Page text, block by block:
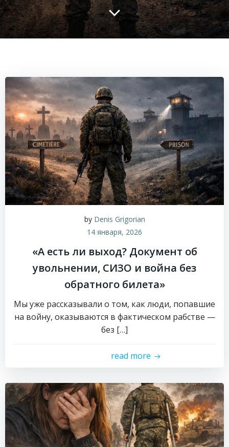
by Denis Grigorian
14 января, 2026
«А есть ли выход? Документ об
увольнении, СИЗО и война без
обратного билета»
Мы уже рассказывали о том, как люди, попавшие
на войну, оказываются в фактическом рабстве —
без […]
read more